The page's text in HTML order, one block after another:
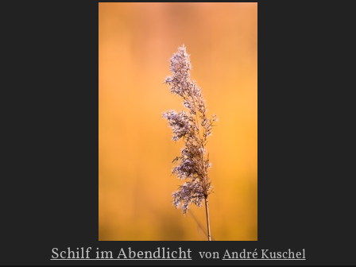
Schilf im Abendlicht vonAndré Kuschel